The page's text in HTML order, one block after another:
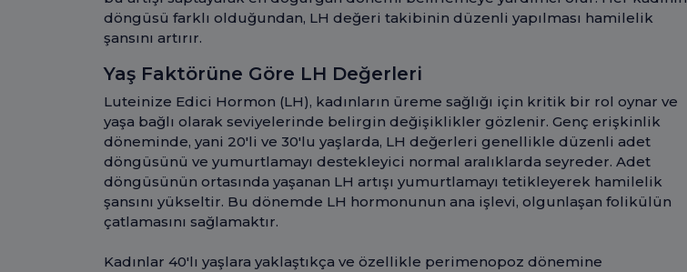
döngüsü farklı olduğundan, LH değeri takibinin düzenli yapılması hamilelik
şansını artırır.
Yaş Faktörüne Göre LH Değerleri
Luteinize Edici Hormon (LH), kadınların üreme sağlığı için kritik bir rol oynar ve
yaşa bağlı olarak seviyelerinde belirgin değişiklikler gözlenir. Genç erişkinlik
döneminde, yani 20'li ve 30'lu yaşlarda, LH değerleri genellikle düzenli adet
döngüsünü ve yumurtlamayı destekleyici normal aralıklarda seyreder. Adet
döngüsünün ortasında yaşanan LH artışı yumurtlamayı tetikleyerek hamilelik
şansını yükseltir. Bu dönemde LH hormonunun ana işlevi, olgunlaşan folikülün
çatlamasını sağlamaktır.
Kadınlar 40'lı yaşlara yaklaştıkça ve özellikle perimenopoz dönemine